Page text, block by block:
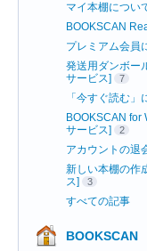
マイ本棚につい
BOOKSCAN
プレミアム会員
発送用ダンボー
サービス]
7
「今すぐ読む
BOOKSCAN for
サービス]
2
アカウントの退
新しい本棚の作
ス]
3
すべての記事
BOOKSCAN